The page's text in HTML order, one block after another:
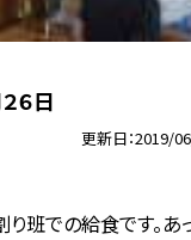
６日
更新日 2019/
班での給食です。あ